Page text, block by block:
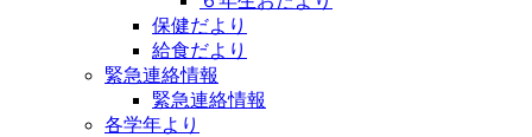
保健だより
給食だより
緊急連絡情報
緊急連絡情報
各学年より